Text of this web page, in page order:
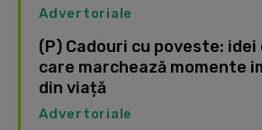
Advertoriale
(P) Cadouri cu poveste:
care marchează momente
din viață
Advertoriale